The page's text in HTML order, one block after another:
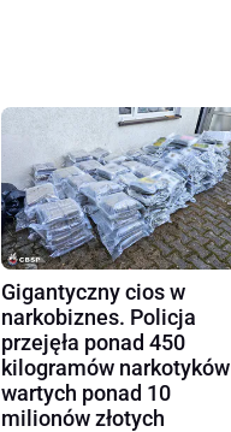
Gigantyczny cios w
narkobiznes. Policja
przejęła ponad 450
kilogramów narkotyków
wartych ponad 10
milionów złotych